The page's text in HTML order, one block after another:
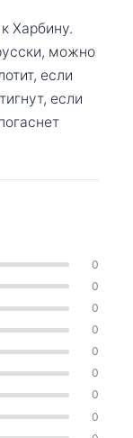
Харбину.
можно
если
если
0
0
0
0
0
0
0
0